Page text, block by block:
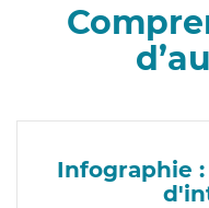
Infographie